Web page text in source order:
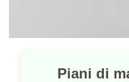
Piani di